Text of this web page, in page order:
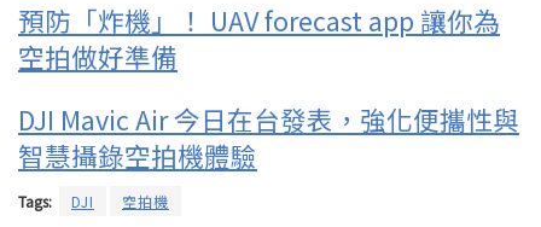
預防「炸機」！ UAV forecast app 讓你為
空拍做好準備
DJI Mavic Air 今日在台發表，強化便攜性與
智慧攝錄空拍機體驗
Tags: DJI 空拍機